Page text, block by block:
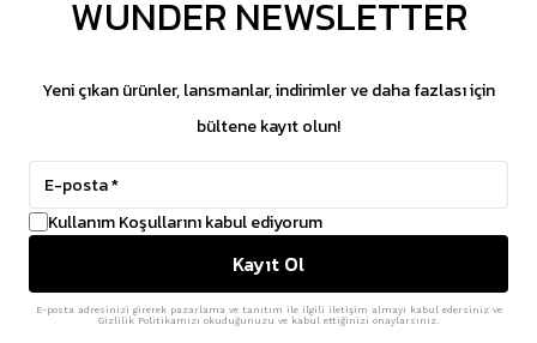
SOSYAL MEDYA
Copyright © 2026 WUNDER. İçeriklerin izinsiz
ikasE-Ticaret Altyapısıile Hazırlanmıştır.
WUNDER NEWSLETTER
Yeni çıkan ürünler, lansmanlar, indirimler ve daha fazlası için
bültene kayıt olun!
Kullanım Koşullarını kabul ediyorum
Kayıt Ol
E-posta adresinizi girerek pazarlama ve tanıtım ile ilgili iletişim almayı kabul edersiniz ve
Gizlilik Politikamızı okuduğunuzu ve kabul ettiğinizi onaylarsınız.